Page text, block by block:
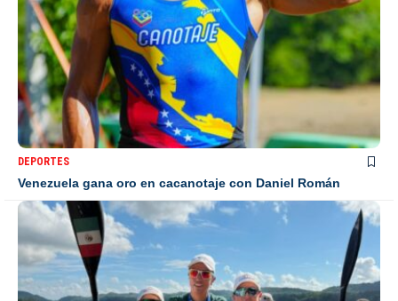
DEPORTES
Venezuela gana oro en cacanotaje con Daniel Román